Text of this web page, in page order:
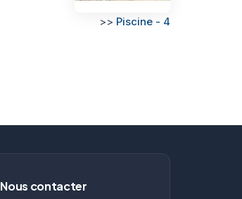
>> Piscine - 4
Nous contacter